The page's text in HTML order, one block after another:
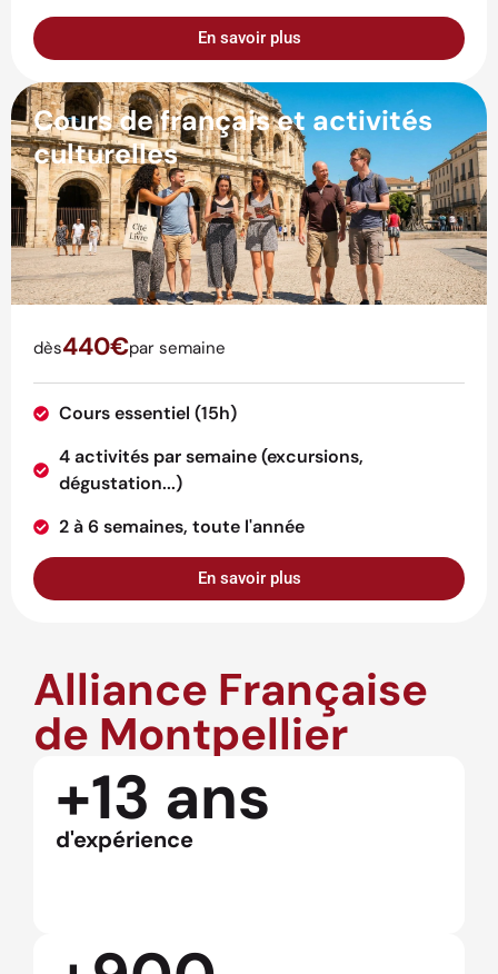
En savoir plus
Cours de français et activités
culturelles
dès440€par semaine
Cours essentiel (15h)
4 activités par semaine (excursions,
dégustation...)
2 à 6 semaines, toute l'année
En savoir plus
Alliance Française
de Montpellier
+13 ans
d'expérience